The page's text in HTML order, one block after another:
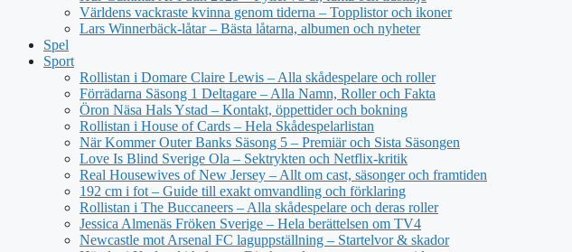
Världens vackraste kvinna genom tiderna – Topplistor och ikoner
Lars Winnerbäck-låtar – Bästa låtarna, albumen och nyheter
Spel
Sport
Rollistan i Domare Claire Lewis – Alla skådespelare och roller
Förrädarna Säsong 1 Deltagare – Alla Namn, Roller och Fakta
Öron Näsa Hals Ystad – Kontakt, öppettider och bokning
Rollistan i House of Cards – Hela Skådespelarlistan
När Kommer Outer Banks Säsong 5 – Premiär och Sista Säsongen
Love Is Blind Sverige Ola – Sektrykten och Netflix-kritik
Real Housewives of New Jersey – Allt om cast, säsonger och framtiden
192 cm i fot – Guide till exakt omvandling och förklaring
Rollistan i The Buccaneers – Alla skådespelare och deras roller
Jessica Almenäs Fröken Sverige – Hela berättelsen om TV4
Newcastle mot Arsenal FC laguppställning – Startelvor & skador